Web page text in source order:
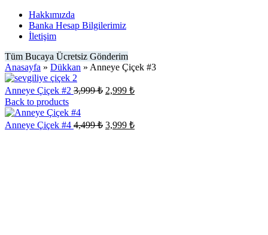
Hakkımızda
Banka Hesap Bilgilerimiz
İletişim
Tüm Bucaya Ücretsiz Gönderim
Anasayfa » Dükkan » Anneye Çiçek #3
Anneye Çiçek #2 3,999₺ Orijinal
2,999 ₺Şu
Back to products
Anneye Çiçek #4 4,499₺ Orijinal
3,999 ₺Şu